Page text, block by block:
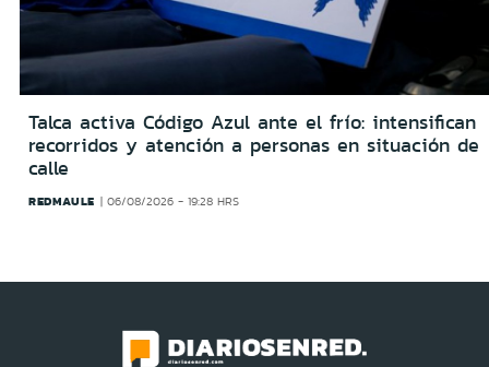
Talca activa Código Azul ante el frío: intensifican
recorridos y atención a personas en situación de
calle
REDMAULE 06/08/2026 - 19:28 HRS